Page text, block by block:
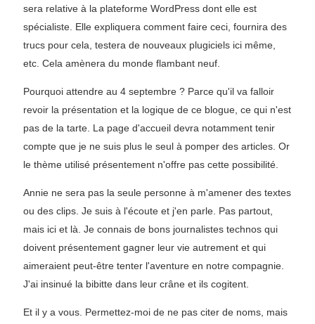
sera relative à la plateforme WordPress dont elle est
spécialiste. Elle expliquera comment faire ceci, fournira des
trucs pour cela, testera de nouveaux plugiciels ici même,
etc. Cela amènera du monde flambant neuf.
Pourquoi attendre au 4 septembre ? Parce qu'il va falloir
revoir la présentation et la logique de ce blogue, ce qui n'est
pas de la tarte. La page d'accueil devra notamment tenir
compte que je ne suis plus le seul à pomper des articles. Or
le thème utilisé présentement n'offre pas cette possibilité.
Annie ne sera pas la seule personne à m'amener des textes
ou des clips. Je suis à l'écoute et j'en parle. Pas partout,
mais ici et là. Je connais de bons journalistes technos qui
doivent présentement gagner leur vie autrement et qui
aimeraient peut-être tenter l'aventure en notre compagnie.
J'ai insinué la bibitte dans leur crâne et ils cogitent.
Et il y a vous. Permettez-moi de ne pas citer de noms, mais